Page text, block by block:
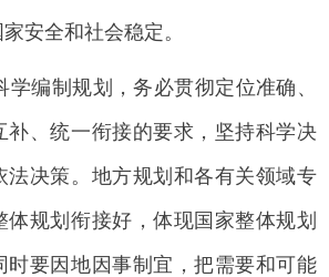
安全和社会稳定。
学编制规划，务必贯彻定位准确、
补、统一衔接的要求，坚持科学决
法决策。地方规划和各有关领域专
体规划衔接好，体现国家整体规划
时要因地因事制宜，把需要和可能